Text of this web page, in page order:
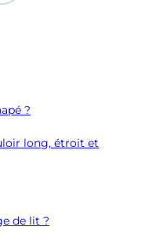
?
long, étroit et
de lit ?